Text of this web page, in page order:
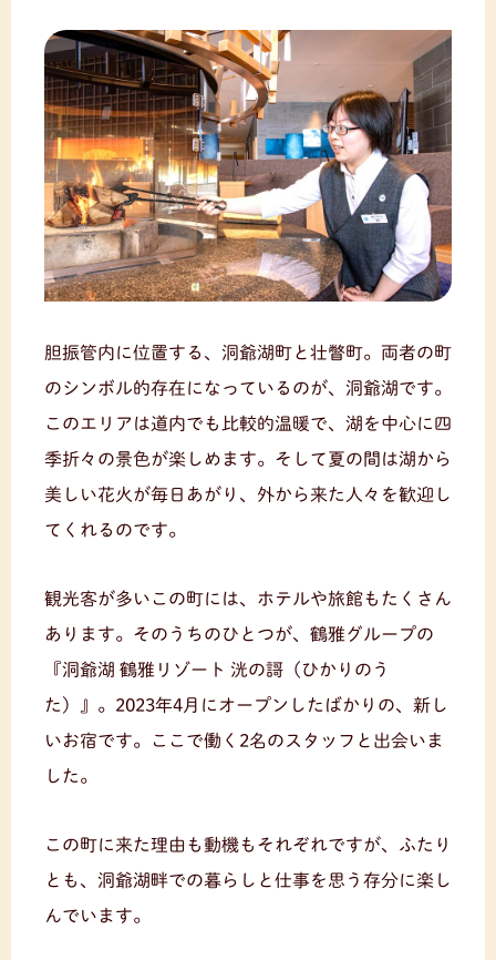
胆振管内に位置する、洞爺湖町と壮瞥町。両者の町
のシンボル的存在になっているのが、洞爺湖です。
このエリアは道内でも比較的温暖で、湖を中心に四
季折々の景色が楽しめます。そして夏の間は湖から
美しい花火が毎日あがり、外から来た人々を歓迎し
てくれるのです。
観光客が多いこの町には、ホテルや旅館もたくさん
あります。そのうちのひとつが、鶴雅グループの
『洞爺湖 鶴雅リゾート 洸の謌（ひかりのう
た）』。2023年4月にオープンしたばかりの、新し
いお宿です。ここで働く2名のスタッフと出会いま
した。
この町に来た理由も動機もそれぞれですが、ふたり
とも、洞爺湖畔での暮らしと仕事を思う存分に楽し
んでいます。